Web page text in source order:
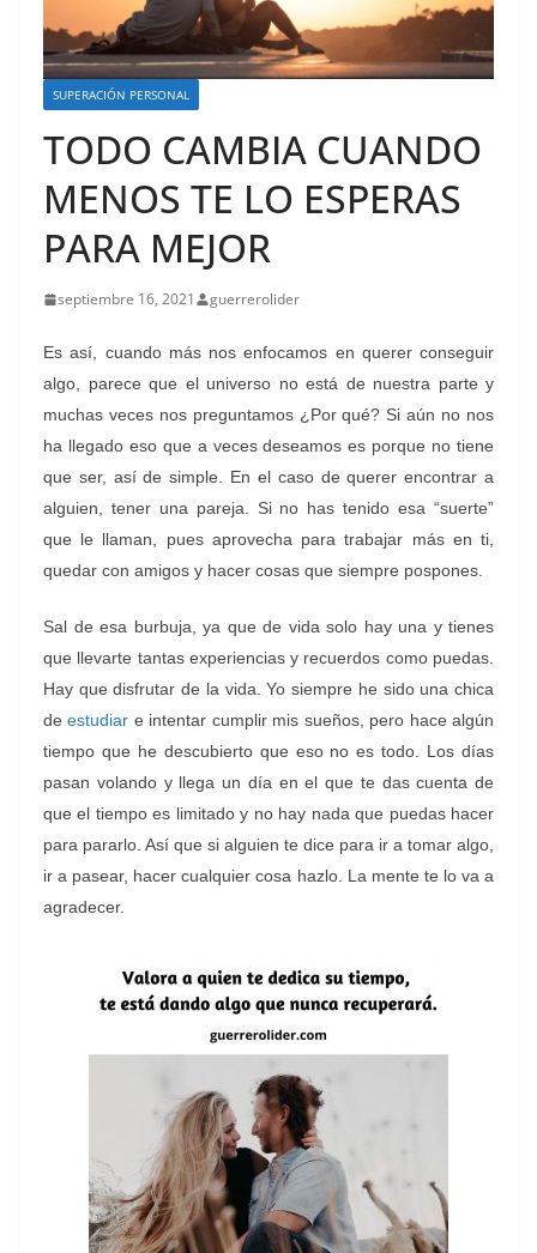
SUPERACIÓN PERSONAL
TODO CAMBIA CUANDO
MENOS TE LO ESPERAS
PARA MEJOR
septiembre 16, 2021 guerrerolider
Es así, cuando más nos enfocamos en querer conseguir
algo, parece que el universo no está de nuestra parte y
muchas veces nos preguntamos ¿Por qué? Si aún no nos
ha llegado eso que a veces deseamos es porque no tiene
que ser, así de simple. En el caso de querer encontrar a
alguien, tener una pareja. Si no has tenido esa “suerte”
que le llaman, pues aprovecha para trabajar más en ti,
quedar con amigos y hacer cosas que siempre pospones.
Sal de esa burbuja, ya que de vida solo hay una y tienes
que llevarte tantas experiencias y recuerdos como puedas.
Hay que disfrutar de la vida. Yo siempre he sido una chica
deestudiar e intentar cumplir mis sueños, pero hace algún
tiempo que he descubierto que eso no es todo. Los días
pasan volando y llega un día en el que te das cuenta de
que el tiempo es limitado y no hay nada que puedas hacer
para pararlo. Así que si alguien te dice para ir a tomar algo,
ir a pasear, hacer cualquier cosa hazlo. La mente te lo va a
agradecer.